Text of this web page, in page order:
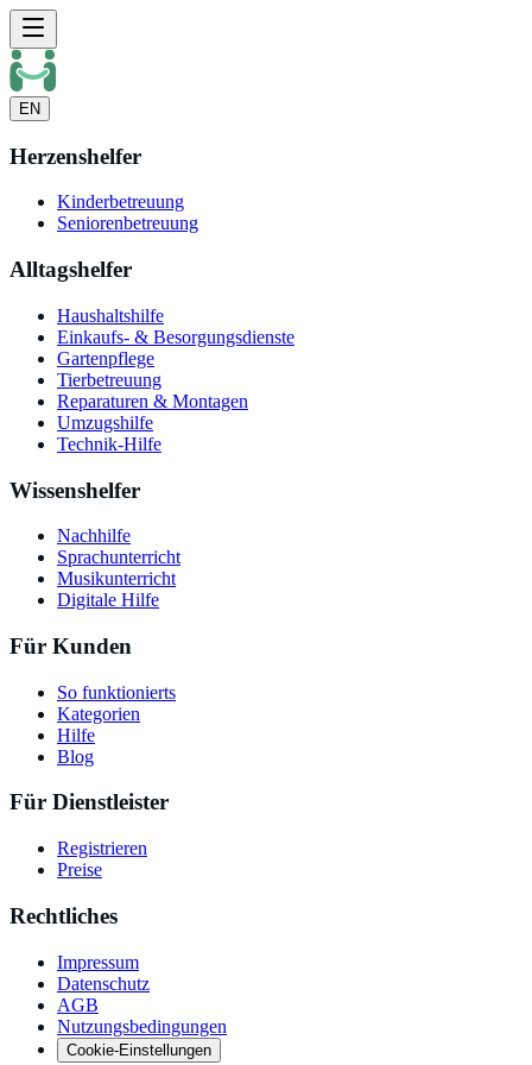
EN
Herzenshelfer
Kinderbetreuung
Seniorenbetreuung
Alltagshelfer
Haushaltshilfe
Einkaufs- & Besorgungsdienste
Gartenpflege
Tierbetreuung
Reparaturen & Montagen
Umzugshilfe
Technik-Hilfe
Wissenshelfer
Nachhilfe
Sprachunterricht
Musikunterricht
Digitale Hilfe
Für Kunden
So funktionierts
Kategorien
Hilfe
Blog
Für Dienstleister
Registrieren
Preise
Rechtliches
Impressum
Datenschutz
AGB
Nutzungsbedingungen
Cookie-Einstellungen